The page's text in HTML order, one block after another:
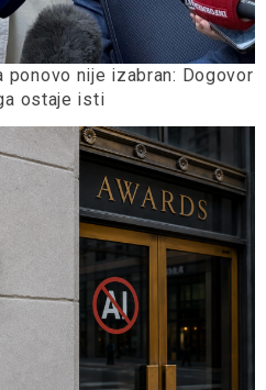
ponovo nije izabran: Dogovor
ostaje isti